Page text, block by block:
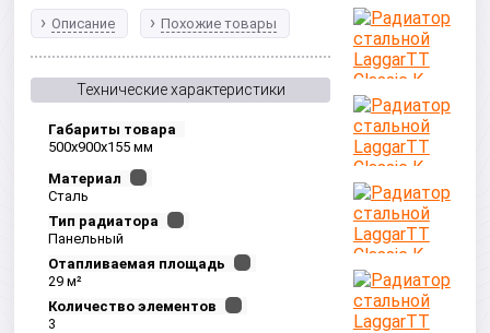
Описание Похожие товары
Технические характеристики
Габариты товара
500x900x155 мм
Материал
Сталь
Тип радиатора
Панельный
Отапливаемая площадь
29 м²
Количество элементов
3